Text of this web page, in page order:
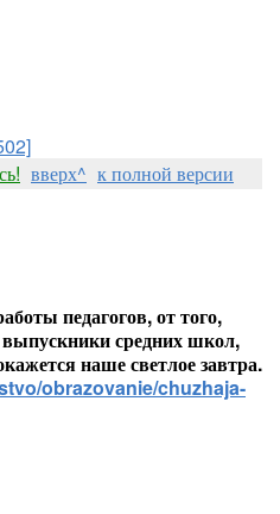
вверх^ к полной версии
педагогов, от того,
средних школ,
наше светлое завтра.
obrazovanie/chuzhaja-